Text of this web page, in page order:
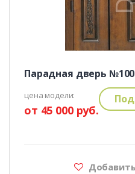
Парадная дверь №100
цена модели:
от 45 000 руб.